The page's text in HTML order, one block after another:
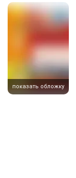
показать обложку